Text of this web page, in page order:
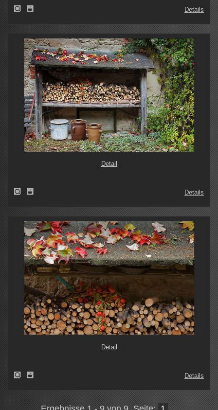
Details
Detail
Details
Detail
Details